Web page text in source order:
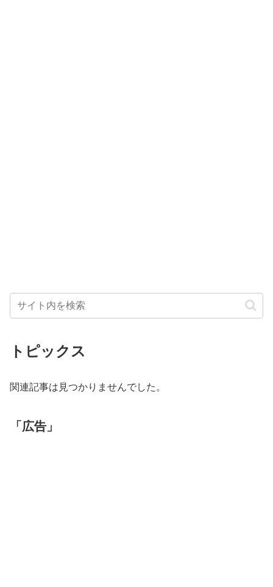
トピックス
関連記事は見つかりませんでした。
「広告」